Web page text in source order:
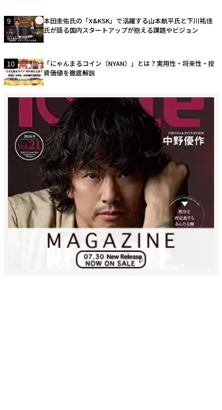
9
本田圭佑氏の「X&KSK」で活躍する山本航平氏と下川祐佳
氏が語る国内スタートアップが抱える課題やビジョン
10
「にゃんまるコイン（NYAN）」とは？実用性・将来性・投
資価値を徹底解説